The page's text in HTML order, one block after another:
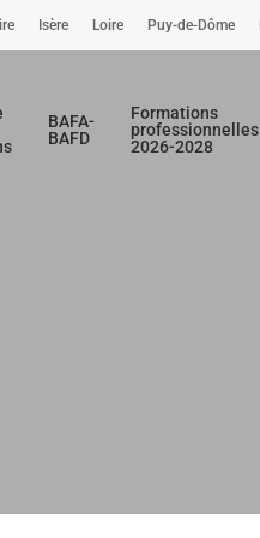
Isère Loire Puy-de-Dôme
BAFA-
BAFD
Formations
professionnelles
2026-2028